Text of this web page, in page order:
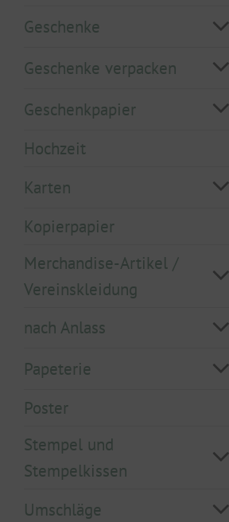
Geschenke
Geschenke verpacken
Geschenkpapier
Hochzeit
Karten
Kopierpapier
Merchandise-Artikel /
Vereinskleidung
nach Anlass
Papeterie
Poster
Stempel und
Stempelkissen
Umschläge